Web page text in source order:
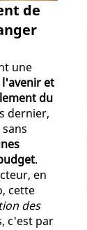
de
une
et
du
dernier,
sans
.
en
cette
des
c'est par